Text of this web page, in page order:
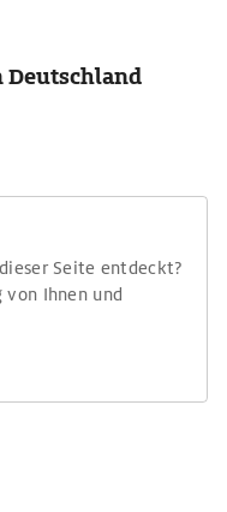
Deutschland
Seite entdeckt?
von Ihnen und